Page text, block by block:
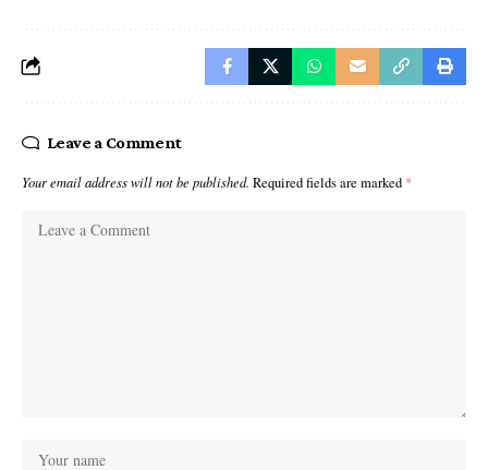
Leave a Comment
Your email address will not be published. Required fields are marked *